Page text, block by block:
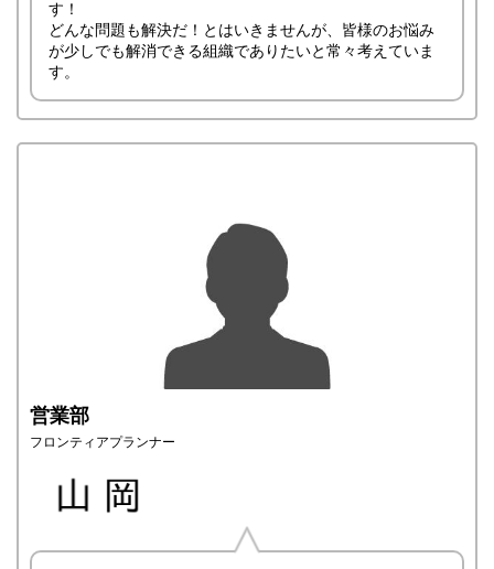
す！
どんな問題も解決だ！とはいきませんが、皆様のお悩み
が少しでも解消できる組織でありたいと常々考えていま
す。
営業部
フロンティアプランナー